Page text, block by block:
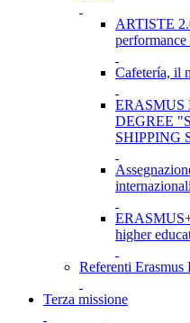
ARTISTE
performance
Cafetería, il
ERASMUS
DEGREE
SHIPPING
internazionali
higher
Referenti Erasmus
Terza missione